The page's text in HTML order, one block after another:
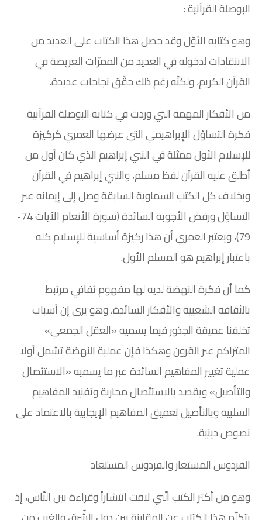
البوصلة القرآنية :
وهو كتابه الأوّل وقد حصل هذا الكتاب على العديد من
الانتقادات لدخوله في العديد من الممرّات العريضة في
القرآن الكريم، ولكنّه رغم ذلك حقّق نجاحات عديدة.
من الأفكار المهمة التي وردت في كتابه البوصلة القرآنية
فكرة التساؤل الإبراهيمي التي عرضها العمري كركيزة
للإسلام الأول ممثلة في النبي إبراهيم الذي كان أول من
أطلق عليه القرآن لفظ مسلم، والنبي إبراهيم في القرآن
وبخلاف كل الكتب السماوية السابقة وصل إلى إيمانه عبر
التساؤل ورفض الأجوبة السائدة (سورة الأنعام الآيات 74-
79)، ويعتبر العمري أن هذا ركيزة أساسية للإسلام كله
باعتبار إبراهيم هو المسلم الأول.
كما أن فكرة النهضة لديه لها مفهوم ثفافي مرتبط
بالثقافة الشعبية والأفكار السائدة، وهو يرى إن أسباب
تخلفنا عميقة الجذور فيما يسميه «العقل الجمعي»
المتراكم عبر القرون وهكذا فإن عملية النهضة تشمل أولا
عملية تغيير المفاهيم السائدة عبر ما يسميه «الاستئصال
والتأصيل» ويقصد بالاستئصال محاربة وتفنيد المفاهيم
السلبية وبالتأصيل تعميق المفاهيم الإيجابية بالاعتماد على
نصوص دينية.
الفردوس المستعار والفردوس المستعاد
وهو من أكثر الكتب الّتي لاقت انتشاراً وقراءة بين النّاس، إذ